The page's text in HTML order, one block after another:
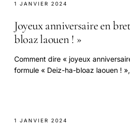
1 JANVIER 2024
Joyeux anniversaire en
bloaz laouen ! »
Comment dire « joyeux
formule « Deiz-ha-bloaz laouen !
1 JANVIER 2024